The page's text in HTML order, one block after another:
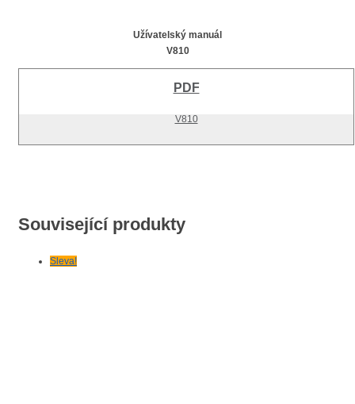
Užívatelský manuál
V810
PDF
V810
Související produkty
Sleva!